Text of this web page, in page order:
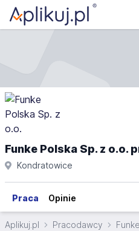
Funke Polska Sp. z o.o.
Kondratowice
Praca Opinie
Aplikuj.pl Pracodawcy